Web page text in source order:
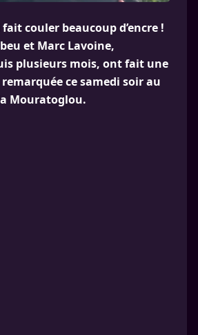
fait couler beaucoup d’encre !
et Marc Lavoine,
plusieurs mois, ont fait une
ce samedi soir au
Mouratoglou.